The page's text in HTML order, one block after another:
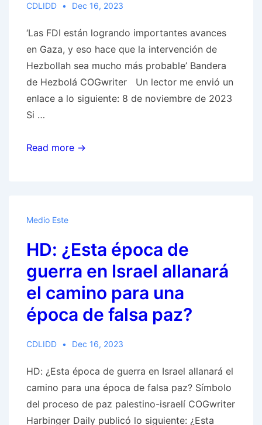
áreas
de
base
soberana
de
Akrotiri
y
estar
de
Números
24:24
y
Daniel
11:30?
CDLIDD Dec 16, 2023
‘Las FDI están logrando importantes avances
en Gaza, y eso hace que la intervención de
Hezbollah sea mucho más probable’ Bandera
de Hezbolá COGwriter Un lector me envió un
enlace a lo siguiente: 8 de noviembre de 2023
Si …
‘Las
en
y
eso
hace
que
la
de
Hezbollah
sea
Read more →
Medio Este
HD: ¿Esta época de
guerra en Israel allanará
el camino para una
época de falsa paz?
CDLIDD Dec 16, 2023
HD: ¿Esta época de guerra en Israel allanará el
camino para una época de falsa paz? Símbolo
del proceso de paz palestino-israelí COGwriter
Harbinger Daily publicó lo siguiente: ¿Esta